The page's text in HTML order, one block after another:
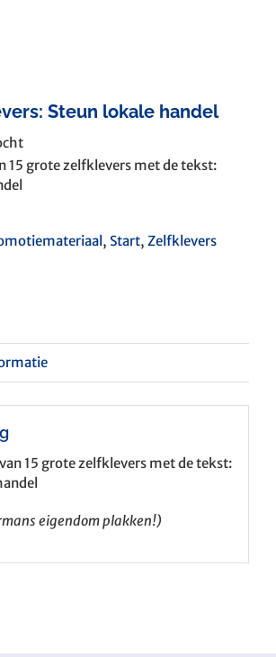
Steun lokale handel
15 grote zelfklevers met de tekst:
, Start, Zelfklevers
15 grote zelfklevers met de tekst:
eigendom plakken!)